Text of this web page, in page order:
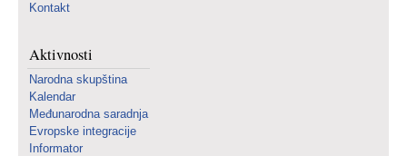
Kontakt
Aktivnosti
Narodna skupština
Kalendar
Međunarodna saradnja
Evropske integracije
Informator